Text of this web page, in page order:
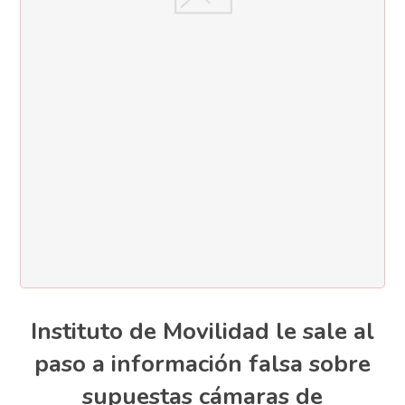
Instituto de Movilidad le sale al
paso a información falsa sobre
supuestas cámaras de